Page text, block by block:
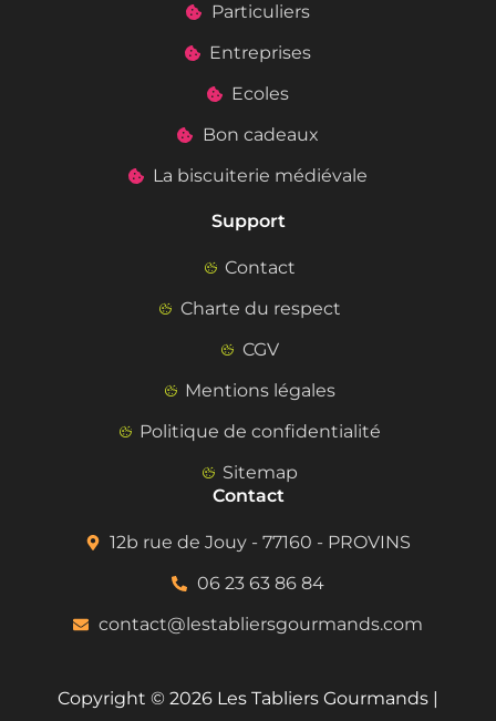
Particuliers
Entreprises
Ecoles
Bon cadeaux
La biscuiterie médiévale
Support
Contact
Charte du respect
CGV
Mentions légales
Politique de confidentialité
Sitemap
Contact
12b rue de Jouy - 77160 - PROVINS
06 23 63 86 84
contact@lestabliersgourmands.com
Copyright © 2026 Les Tabliers Gourmands |